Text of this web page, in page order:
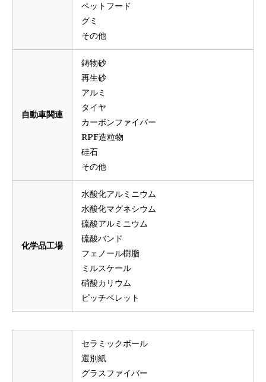
ペットフード
グミ
その他
自動車関連
鋳物砂
再生砂
アルミ
タイヤ
カーボンファイバー
RPF造粒物
硅石
その他
化学品工場
水酸化アルミニウム
水酸化マグネシウム
硫酸アルミニウム
硫酸バンド
フェノール樹脂
ミルスケール
硝酸カリウム
ピッチペレット
セラミックボール
選別紙
グラスファイバー